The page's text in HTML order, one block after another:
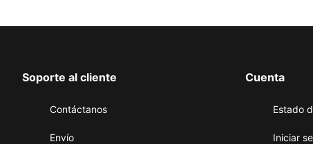
Soporte al cliente
Contáctanos
Envío
Cuenta
Estado
Iniciar